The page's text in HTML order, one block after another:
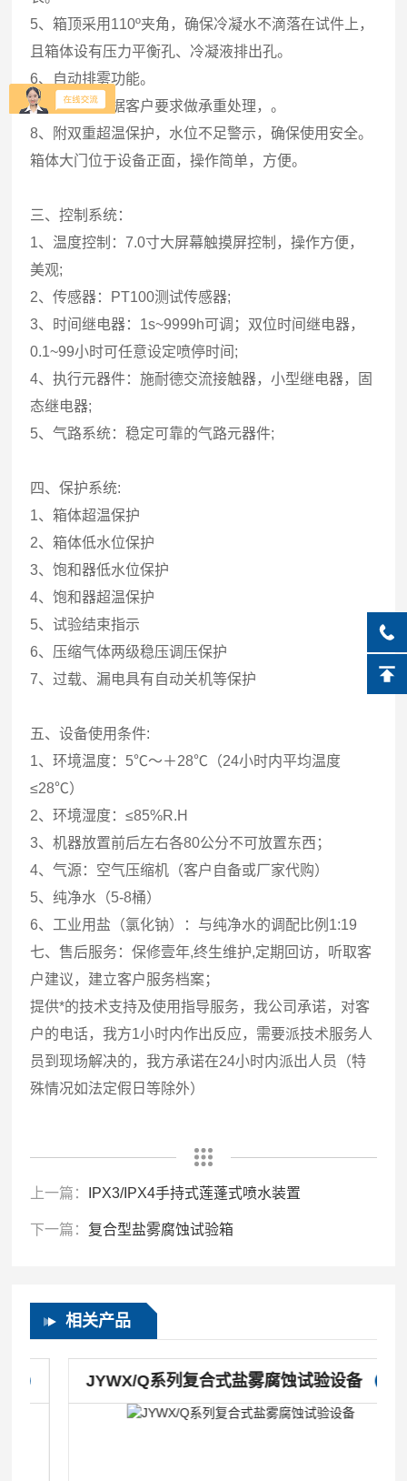
5、箱顶采用110º夹角，确保冷凝水不滴落在试件上，
且箱体设有压力平衡孔、冷凝液排出孔。
6、自动排雾功能。
7、底部可根据客户要求做承重处理，。
8、附双重超温保护，水位不足警示，确保使用安全。
箱体大门位于设备正面，操作简单，方便。
三、控制系统：
1、温度控制：7.0寸大屏幕触摸屏控制，操作方便，
美观;
2、传感器：PT100测试传感器;
3、时间继电器：1s~9999h可调；双位时间继电器，
0.1~99小时可任意设定喷停时间;
4、执行元器件：施耐德交流接触器，小型继电器，固
态继电器;
5、气路系统：稳定可靠的气路元器件;
四、保护系统:
1、箱体超温保护
2、箱体低水位保护
3、饱和器低水位保护
4、饱和器超温保护
5、试验结束指示
6、压缩气体两级稳压调压保护
7、过载、漏电具有自动关机等保护
五、设备使用条件:
1、环境温度：5℃～＋28℃（24小时内平均温度
≤28℃）
2、环境湿度：≤85%R.H
3、机器放置前后左右各80公分不可放置东西；
4、气源：空气压缩机（客户自备或厂家代购）
5、纯净水（5-8桶）
6、工业用盐（氯化钠）：与纯净水的调配比例1:19
七、售后服务：保修壹年,终生维护,定期回访，听取客
户建议，建立客户服务档案；
提供*的技术支持及使用指导服务，我公司承诺，对客
户的电话，我方1小时内作出反应，需要派技术服务人
员到现场解决的，我方承诺在24小时内派出人员（特
殊情况如法定假日等除外）
上一篇： IPX3/IPX4手持式莲蓬式喷水装置
下一篇： 复合型盐雾腐蚀试验箱
相关产品
JYWX/Q系列复合式盐雾腐蚀试验设备